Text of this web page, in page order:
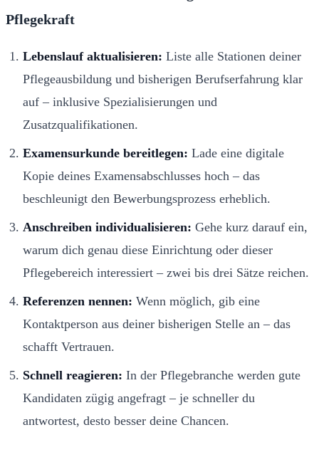
Pflegekraft
Lebenslauf aktualisieren: Liste alle Stationen deiner
Pflegeausbildung und bisherigen Berufserfahrung klar
auf – inklusive Spezialisierungen und
Zusatzqualifikationen.
Examensurkunde bereitlegen: Lade eine digitale
Kopie deines Examensabschlusses hoch – das
beschleunigt den Bewerbungsprozess erheblich.
Anschreiben individualisieren: Gehe kurz darauf ein,
warum dich genau diese Einrichtung oder dieser
Pflegebereich interessiert – zwei bis drei Sätze reichen.
Referenzen nennen: Wenn möglich, gib eine
Kontaktperson aus deiner bisherigen Stelle an – das
schafft Vertrauen.
Schnell reagieren: In der Pflegebranche werden gute
Kandidaten zügig angefragt – je schneller du
antwortest, desto besser deine Chancen.